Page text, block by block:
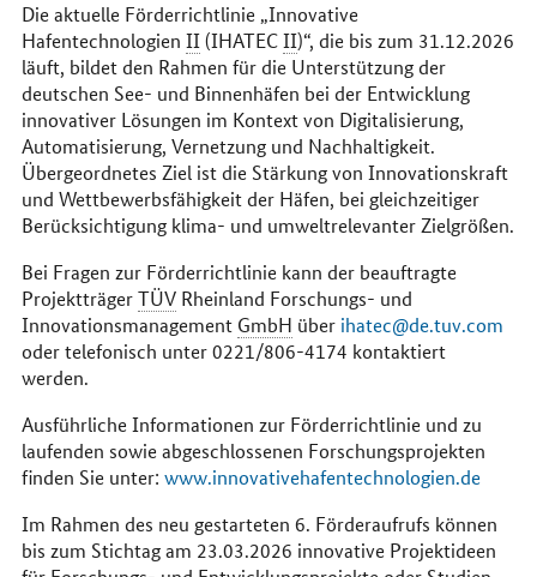
Die aktuelle Förderrichtlinie „Innovative
Hafentechnologien II(IHATECII)“, die bis zum 31.12.2026
läuft, bildet den Rahmen für die Unterstützung der
deutschen See- und Binnenhäfen bei der Entwicklung
innovativer Lösungen im Kontext von Digitalisierung,
Automatisierung, Vernetzung und Nachhaltigkeit.
Übergeordnetes Ziel ist die Stärkung von Innovationskraft
und Wettbewerbsfähigkeit der Häfen, bei gleichzeitiger
Berücksichtigung klima- und umweltrelevanter Zielgrößen.
Bei Fragen zur Förderrichtlinie kann der beauftragte
ProjektträgerTÜVRheinland Forschungs- und
Innovationsmanagement GmbH über ihatec@de.tuv.com
oder telefonisch unter 0221/806-4174 kontaktiert
werden.
Ausführliche Informationen zur Förderrichtlinie und zu
laufenden sowie abgeschlossenen Forschungsprojekten
finden Sie unter: www.innovativehafentechnologien.de
Im Rahmen des neu gestarteten 6. Förderaufrufs können
bis zum Stichtag am 23.03.2026 innovative Projektideen